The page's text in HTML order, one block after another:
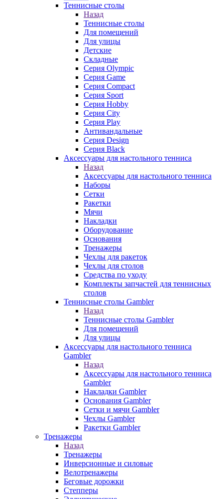
Теннисные столы
Назад
Теннисные столы
Для помещений
Для улицы
Детские
Складные
Серия Olympic
Серия Game
Серия Compact
Серия Sport
Серия Hobby
Серия City
Серия Play
Антивандальные
Серия Design
Серия Black
Аксессуары для настольного тенниса
Назад
Аксессуары для настольного тенниса
Наборы
Сетки
Ракетки
Мячи
Накладки
Оборудование
Основания
Тренажеры
Чехлы для ракеток
Чехлы для столов
Средства по уходу
Комплекты запчастей для теннисных
столов
Теннисные столы Gambler
Назад
Теннисные столы Gambler
Для помещений
Для улицы
Аксессуары для настольного тенниса
Gambler
Назад
Аксессуары для настольного тенниса
Gambler
Накладки Gambler
Основания Gambler
Сетки и мячи Gambler
Чехлы Gambler
Ракетки Gambler
Тренажеры
Назад
Тренажеры
Инверсионные и силовые
Велотренажеры
Беговые дорожки
Степперы